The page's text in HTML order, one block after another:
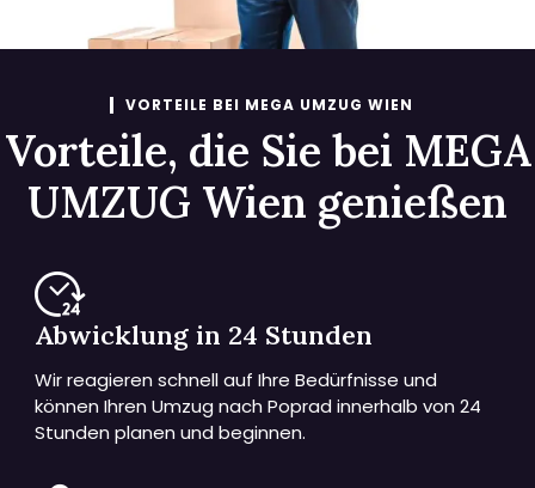
VORTEILE BEI MEGA UMZUG WIEN
Vorteile, die Sie bei MEGA
UMZUG Wien genießen
Abwicklung in 24 Stunden
Wir reagieren schnell auf Ihre Bedürfnisse und
können Ihren Umzug nach Poprad innerhalb von 24
Stunden planen und beginnen.